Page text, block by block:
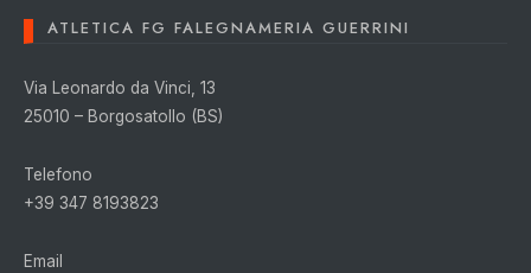
ATLETICA FG FALEGNAMERIA GUERRINI
Via Leonardo da Vinci, 13
25010 – Borgosatollo (BS)
Telefono
+39 347 8193823
Email